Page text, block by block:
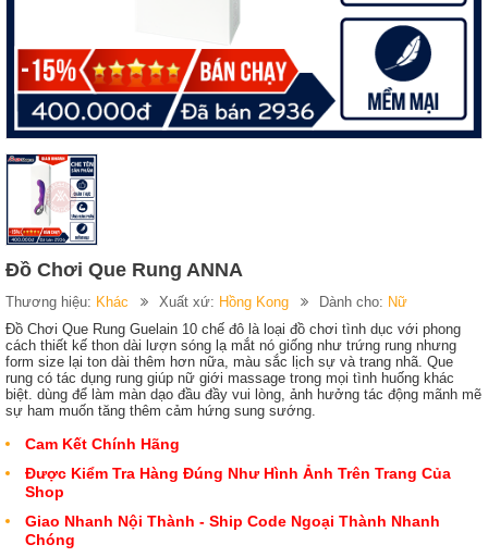
Đồ Chơi Que Rung ANNA
Thương hiệu: Khác Xuất xứ: Hồng Kong Dành cho: Nữ
Đồ Chơi Que Rung Guelain 10 chế đô là loại đồ chơi tình dục với phong
cách thiết kế thon dài lượn sóng lạ mắt nó giống như trứng rung nhưng
form size lại ton dài thêm hơn nữa, màu sắc lịch sự và trang nhã. Que
rung có tác dụng rung giúp nữ giới massage trong mọi tình huống khác
biệt. dùng để làm màn dạo đầu đầy vui lòng, ảnh hưởng tác động mãnh mẽ
sự ham muốn tăng thêm cảm hứng sung sướng.
Cam Kết Chính Hãng
Được Kiểm Tra Hàng Đúng Như Hình Ảnh Trên Trang Của
Shop
Giao Nhanh Nội Thành - Ship Code Ngoại Thành Nhanh
Chóng